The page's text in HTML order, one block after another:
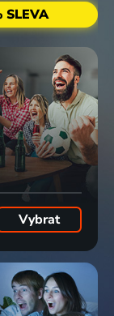
SLEVA
Vybrat